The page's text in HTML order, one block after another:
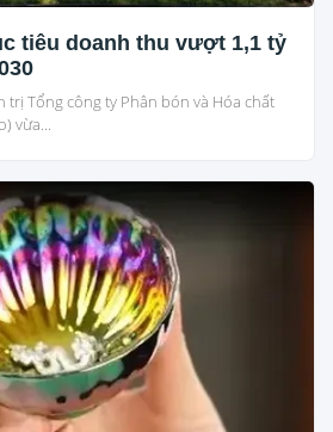
tiêu doanh thu vượt 1,1 tỷ
trị Tổng công ty Phân bón và Hóa chất
vừa...